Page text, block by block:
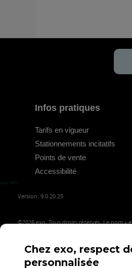
Infos pratiques
Tarifs en vigueur
Stationnements incitatifs
Points de vente
Accessibilité
yazu YAZU
Version: 9.0.20.25
©2026exo, Tous droits réservés. Le nom
Chez exo, respect
personnalisée